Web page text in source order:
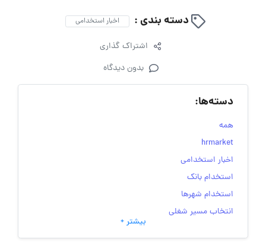
دسته بندی : اخبار استخدامی
اشتراک گذاری
بدون دیدگاه
دسته‌ها:
همه
hrmarket
اخبار استخدامی
استخدام بانک
استخدام شهرها
انتخاب مسیر شغلی
به‌روزرسانی‌های سایت (کارجویی)
بیشتر +